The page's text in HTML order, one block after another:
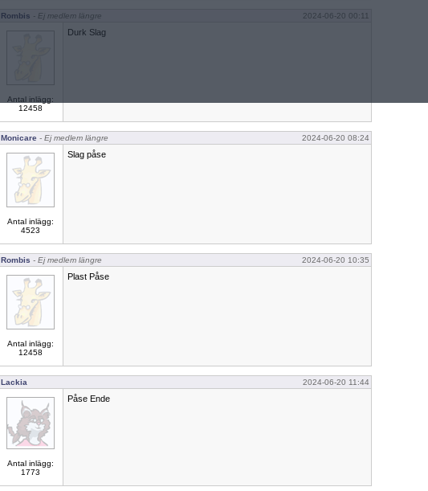
Rombis - Ej medlem längre 2024-06-20 00:11
Antal inlägg:
12458
Durk Slag
Monicare - Ej medlem längre 2024-06-20 08:24
Antal inlägg:
4523
Slag påse
Rombis - Ej medlem längre 2024-06-20 10:35
Antal inlägg:
12458
Plast Påse
Lackia 2024-06-20 11:44
Antal inlägg:
1773
Påse Ende